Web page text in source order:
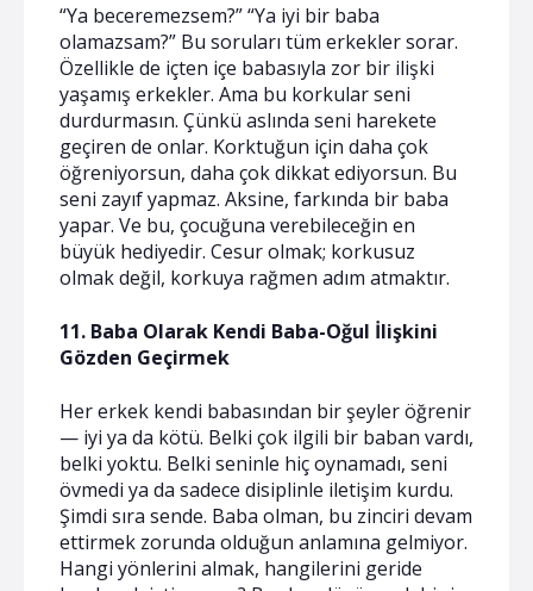
“Ya beceremezsem?” “Ya iyi bir baba
olamazsam?” Bu soruları tüm erkekler sorar.
Özellikle de içten içe babasıyla zor bir ilişki
yaşamış erkekler. Ama bu korkular seni
durdurmasın. Çünkü aslında seni harekete
geçiren de onlar. Korktuğun için daha çok
öğreniyorsun, daha çok dikkat ediyorsun. Bu
seni zayıf yapmaz. Aksine, farkında bir baba
yapar. Ve bu, çocuğuna verebileceğin en
büyük hediyedir. Cesur olmak; korkusuz
olmak değil, korkuya rağmen adım atmaktır.
11. Baba Olarak Kendi Baba-Oğul İlişkini
Gözden Geçirmek
Her erkek kendi babasından bir şeyler öğrenir
— iyi ya da kötü. Belki çok ilgili bir baban vardı,
belki yoktu. Belki seninle hiç oynamadı, seni
övmedi ya da sadece disiplinle iletişim kurdu.
Şimdi sıra sende. Baba olman, bu zinciri devam
ettirmek zorunda olduğun anlamına gelmiyor.
Hangi yönlerini almak, hangilerini geride